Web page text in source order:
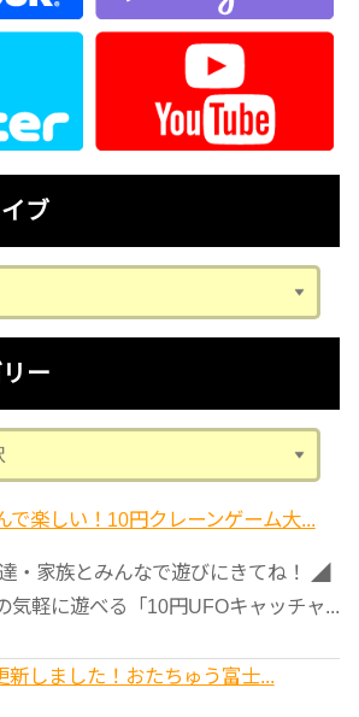
ブ
ー
楽しい！10円クレーンゲーム大...
・家族とみんなで遊びにきてね！ ◢
気軽に遊べる「10円UFOキャッチャ...
新しました！おたちゅう富士...